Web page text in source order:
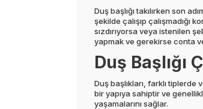
Duş başlığı takılırken son
şekilde çalışıp çalışmadığı
sızdırıyorsa veya istenilen
yapmak ve gerekirse conta
Duş Başlığı
Duş başlıkları, farklı
bir yapıya sahiptir ve
yaşamalarını sağlar.